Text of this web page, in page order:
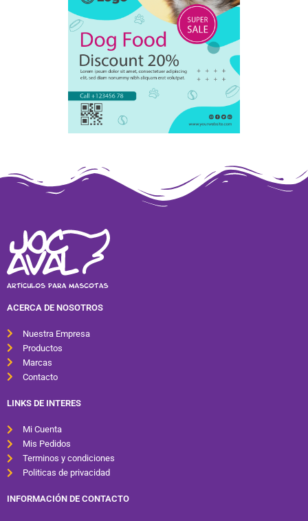
ACERCA DE NOSOTROS
Nuestra Empresa
Productos
Marcas
Contacto
LINKS DE INTERES
Mi Cuenta
Mis Pedidos
Terminos y condiciones
Politicas de privacidad
INFORMACIÓN DE CONTACTO